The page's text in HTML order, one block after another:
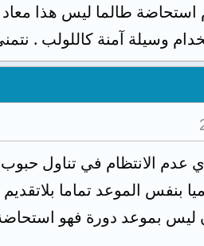
استحاضة طالما ليس هذا
وسيلة آمنة كاللولب .
عدم الانتظام في تناول
بنفس الموعد تماما
ليس بموعد دورة فهو